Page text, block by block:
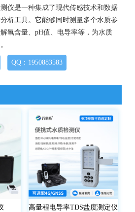
仪是一种集成了现代传感技术和数据
析工具。它能够同时测量多个水质参
氧含量、pH值、电导率等，为水质
QQ：1950883583
高量程电导率TDS盐度测定仪